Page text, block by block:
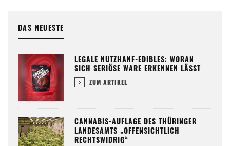
DAS NEUESTE
LEGALE NUTZHANF-EDIBLES: WORAN
SICH SERIÖSE WARE ERKENNEN LÄSST
ZUM ARTIKEL
CANNABIS-AUFLAGE DES THÜRINGER
LANDESAMTS „OFFENSICHTLICH
RECHTSWIDRIG“